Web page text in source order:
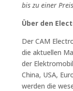
bis zu einer
Über den
Der CAM
die aktuellen
der
China, USA,
werden die